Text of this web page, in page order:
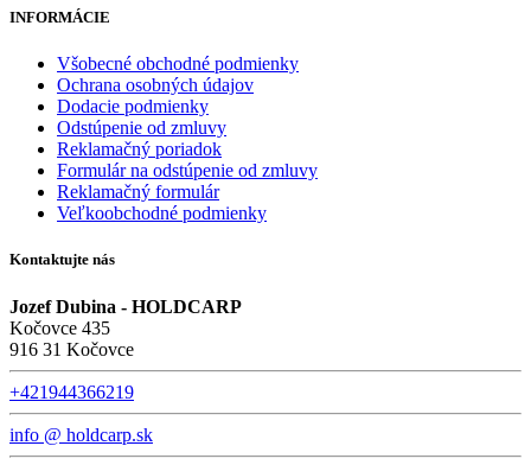
INFORMÁCIE
Všobecné obchodné podmienky
Ochrana osobných údajov
Dodacie podmienky
Odstúpenie od zmluvy
Reklamačný poriadok
Formulár na odstúpenie od zmluvy
Reklamačný formulár
Veľkoobchodné podmienky
Kontaktujte nás
Jozef Dubina - HOLDCARP
Kočovce 435
916 31 Kočovce
+421944366219
info @ holdcarp.sk